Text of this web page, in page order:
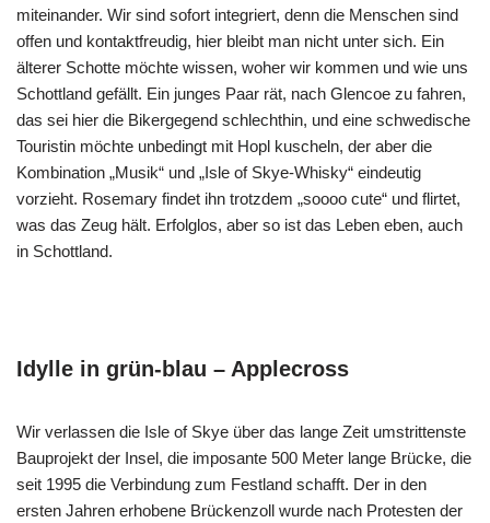
miteinander. Wir sind sofort integriert, denn die Menschen sind
offen und kontaktfreudig, hier bleibt man nicht unter sich. Ein
älterer Schotte möchte wissen, woher wir kommen und wie uns
Schottland gefällt. Ein junges Paar rät, nach Glencoe zu fahren,
das sei hier die Bikergegend schlechthin, und eine schwedische
Touristin möchte unbedingt mit Hopl kuscheln, der aber die
Kombination „Musik“ und „Isle of Skye-Whisky“ eindeutig
vorzieht. Rosemary findet ihn trotzdem „soooo cute“ und flirtet,
was das Zeug hält. Erfolglos, aber so ist das Leben eben, auch
in Schottland.
Idylle in grün-blau – Applecross
Wir verlassen die Isle of Skye über das lange Zeit umstrittenste
Bauprojekt der Insel, die imposante 500 Meter lange Brücke, die
seit 1995 die Verbindung zum Festland schafft. Der in den
ersten Jahren erhobene Brückenzoll wurde nach Protesten der